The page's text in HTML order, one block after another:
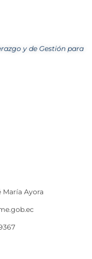
y de Gestión para
María Ayora